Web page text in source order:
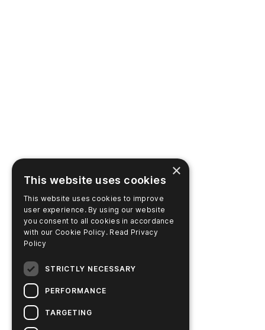
×
This website uses cookies
This website uses cookies to improve
user experience. By using our website
you consent to all cookies in accordance
with our Cookie Policy. Read Privacy
Policy
STRICTLY NECESSARY
PERFORMANCE
TARGETING